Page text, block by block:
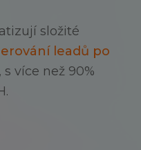
složité
leadů po
, s více než 90%